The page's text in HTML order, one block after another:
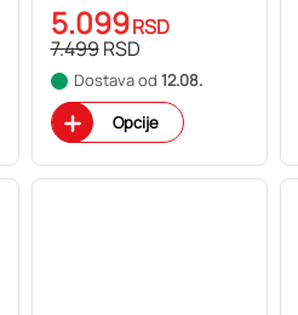
5.099RSD
7.499RSD
Dostava od 12.08.
Opcije